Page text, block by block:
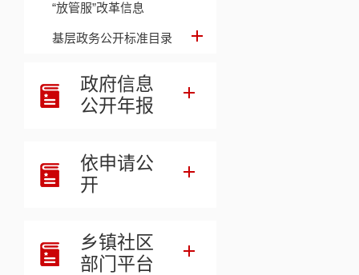
“放管服”改革信息
基层政务公开标准目录
政府信息
公开年报
依申请公
开
乡镇社区
部门平台